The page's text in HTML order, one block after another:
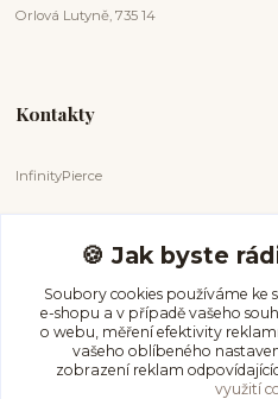
Orlová Lutyně, 735 14
Kontakty
InfinityPierce
+420 731 681
(Po-Ne, 9-18 hod.)
info@infinitypierce.cz
🍪 Jak byste
Soubory cookies používáme
e-shopu a v případě vašeho
o webu, měření efektivity
vašeho oblíbeného
zobrazení reklam
využití